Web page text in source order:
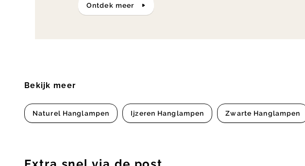
ontdek meer
Bekijk meer
Naturel Hanglampen Ijzeren Hanglampen Zwarte Hanglampen